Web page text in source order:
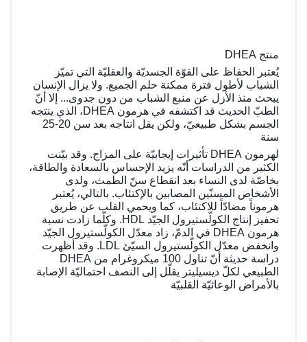
منتج DHEA
يُعتبر الحفاظ على القوّة الجسديّة والعقليّة التي تميّز
الشباب لأطول فترة ممكنة حلم الجميع. ولا يزال الإنسان
يبحث منذ الأزل عن منبع الشباب من دون جدوى... إلا أنّ
الطبّ الحديث قد اكتشفه في هرمون DHEA، الذي ينتجه
الجسم بشكل طبيعيّ، ولكن يقل انتاجه بعد سن 20-25
سنة
لهرمون DHEA تأثيرات إيجابيّة على المزاج. وقد بيّنت
الكثير من الدراسات أنّه يزيد الإحساس بالسعادة والطاقة،
بخاصّة لدى النساء بعد انقطاع سنّ الطمث، ولدى
الأشخاص المسنّين المصابين بالإكتئاب. بالتالي، يُعتبر
هرموناً مضادّاً للاكتئاب، كما ويحمي القلب عن طريق
تحفيز إنتاج الكولّستيرول الجيّد HDL. وكلّما زادت نسبة
هرمون DHEA في الدمّ، زاد معدّل الكولّستيرول الجيّد
وانخفض معدّل الكولّستيرول السيّئ LDL. وقد أظهرت
دراسة حديثة أنّ تناول 100 ميكروغرام من DHEA
الطبيعي لكلّ ديسيليتر يقلّل إلى النصف احتماليّة الإصابة
بالأمراض الوعائيّة القلبيّة